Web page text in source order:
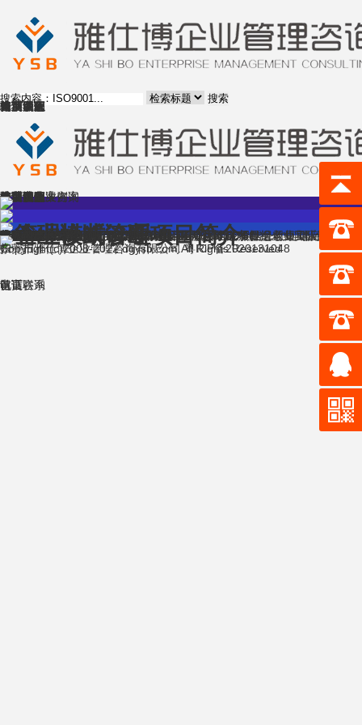
搜索
首页
体系认证
验厂管家
咨询服务
培训课程
成功案例
精英团队
行业动态
资料下载
关于我们
首页
体系认证
验厂管家
咨询服务
培训课程
成功案例
精英团队
行业动态
资料下载
关于我们
雅仕博企业咨询
企业成功案例
全方位解决方案
企管培训
常年顾问
精益生产
环保项目
政府补贴
许可证项目
企管培训
• 管理模式诊断
拍脑袋式决策，随意且不严密 问题 现状 决策程序 信息收集 确定战略目标 确定规划制定部门 战略规划过程 公司领导层 根据公司短期业务目标提出 凭主观认识提出 零散，基本没有市
类别： 企业管理诊断 日期：2014-01-05 16:52:41
• 企业诊断管理项目简介
ＹＳＢ企管为企业提供企业诊断顾问服务。组成项目组老师团队进驻企业全面调研，从老板直至生产一线员工，项目组老师根据企业实际的经营运作情况以及企业现状、把所有问题点汇
类别： 企业管理诊断 日期：2014-01-05 16:50:50
首页
上一页
1
2
3
末页
共 页
网站导航
website
咨询服务
培训课程
成功案例
精英团队
行业动态
体系认证咨询
Certification consulting
体系认证
验厂管家
Client Audit
行业/区域标准
美国客户验厂
欧洲客户验厂
其他地区客户验厂
联系我们
Contact us
联系方式
在线留言
扫一扫
东莞市雅仕博企业管理咨询有限公司All Rights Reserved
Copyright(c)2008-2022 dgysb.com. 粤ICP备2020131048
首页
电话联系
认证咨询
留言